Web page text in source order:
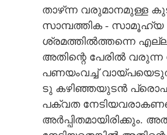
CARTOONS
LITERATURE
CONTACT US
താഴ്‌‌ന്ന വരുമാനമുള്ള
സാമ്പത്തിക - സാമൂഹ്യ
ശ്രമത്തിൽത്തന്നെ
അതിന്റെ പേരിൽ വരുന്ന
പണയംവച്ച്
ടു കഴിഞ്ഞയുടൻ
പക്വത
അർപ്പിതമായിരിക്കും.